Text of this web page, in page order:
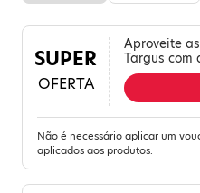
SUPER
OFERTA
Aproveite
Targus com
Não é necessário aplicar um
aplicados aos produtos.